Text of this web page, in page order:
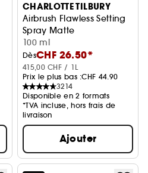
CHARLOTTE TILBURY
Airbrush Flawless Setting
Spray Matte
Spray fixateur mat
100 ml
DèsCHF 26.50*
415,00 CHF / 1L
Prix le plus bas :CHF 44.90
3214
Disponible en 2 formats
*TVA incluse, hors frais de
livraison
Ajouter